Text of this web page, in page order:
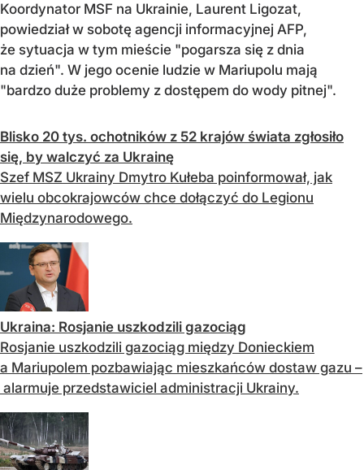
Koordynator MSF na Ukrainie, Laurent Ligozat,
powiedział w sobotę agencji informacyjnej AFP,
że sytuacja w tym mieście "pogarsza się z dnia
na dzień". W jego ocenie ludzie w Mariupolu mają
"bardzo duże problemy z dostępem do wody pitnej".
Blisko 20 tys. ochotników z 52 krajów świata zgłosiło
się, by walczyć za Ukrainę
Szef MSZ Ukrainy Dmytro Kułeba poinformował, jak
wielu obcokrajowców chce dołączyć do Legionu
Międzynarodowego.
Ukraina: Rosjanie uszkodzili gazociąg
Rosjanie uszkodzili gazociąg między Donieckiem
a Mariupolem pozbawiając mieszkańców dostaw gazu –
alarmuje przedstawiciel administracji Ukrainy.